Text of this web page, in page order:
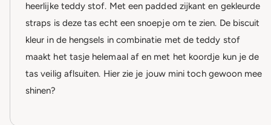
heerlijke teddy stof. Met een padded zijkant en gekleurde
straps is deze tas echt een snoepje om te zien. De biscuit
kleur in de hengsels in combinatie met de teddy stof
maakt het tasje helemaal af en met het koordje kun je de
tas veilig aflsuiten. Hier zie je jouw mini toch gewoon mee
shinen?